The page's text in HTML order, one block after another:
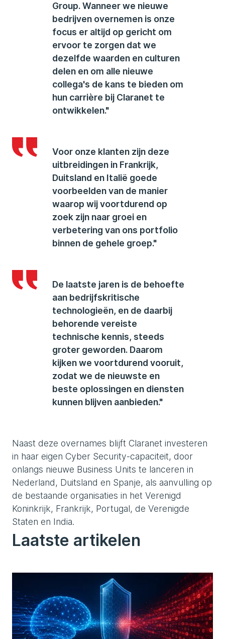
Group. Wanneer we nieuwe
bedrijven overnemen is onze
focus er altijd op gericht om
ervoor te zorgen dat we
dezelfde waarden en culturen
delen en om alle nieuwe
collega's de kans te bieden om
hun carrière bij Claranet te
ontwikkelen."
Voor onze klanten zijn deze
uitbreidingen in Frankrijk,
Duitsland en Italië goede
voorbeelden van de manier
waarop wij voortdurend op
zoek zijn naar groei en
verbetering van ons portfolio
binnen de gehele groep."
De laatste jaren is de behoefte
aan bedrijfskritische
technologieën, en de daarbij
behorende vereiste
technische kennis, steeds
groter geworden. Daarom
kijken we voortdurend vooruit,
zodat we de nieuwste en
beste oplossingen en diensten
kunnen blijven aanbieden."
Naast deze overnames blijft Claranet investeren
in haar eigen Cyber Security-capaciteit, door
onlangs nieuwe Business Units te lanceren in
Nederland, Duitsland en Spanje, als aanvulling op
de bestaande organisaties in het Verenigd
Koninkrijk, Frankrijk, Portugal, de Verenigde
Staten en India.
Laatste artikelen